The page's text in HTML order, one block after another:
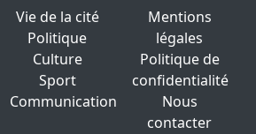
Vie de la cité
Politique
Culture
Sport
Communication
Mentions
légales
Politique de
confidentialité
Nous
contacter